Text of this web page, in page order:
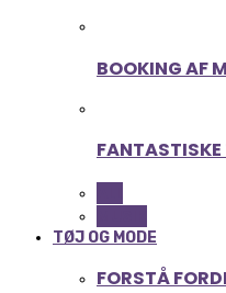
BOOKING AF
FANTASTISKE
TØJ OG MODE
FORSTÅ